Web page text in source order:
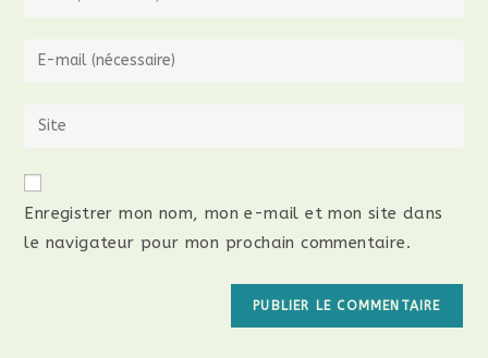
Enregistrer mon nom, mon e-mail et mon site dans
le navigateur pour mon prochain commentaire.